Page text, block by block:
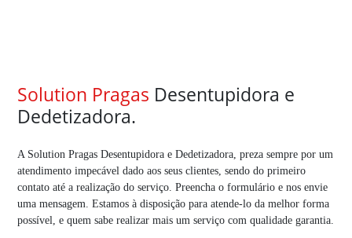
Solution Pragas Desentupidora e
Dedetizadora.
A Solution Pragas Desentupidora e Dedetizadora, preza sempre por um
atendimento impecável dado aos seus clientes, sendo do primeiro
contato até a realização do serviço. Preencha o formulário e nos envie
uma mensagem. Estamos à disposição para atende-lo da melhor forma
possível, e quem sabe realizar mais um serviço com qualidade garantia.